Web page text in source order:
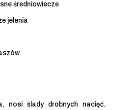
średniowiecze
jelenia
nosi ślady drobnych nacięć.